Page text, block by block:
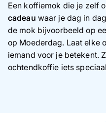
Een koffiemok die je zelf
cadeau waar je dag in
de mok bijvoorbeeld op
op Moederdag. Laat elke
iemand voor je betekent.
ochtendkoffie iets